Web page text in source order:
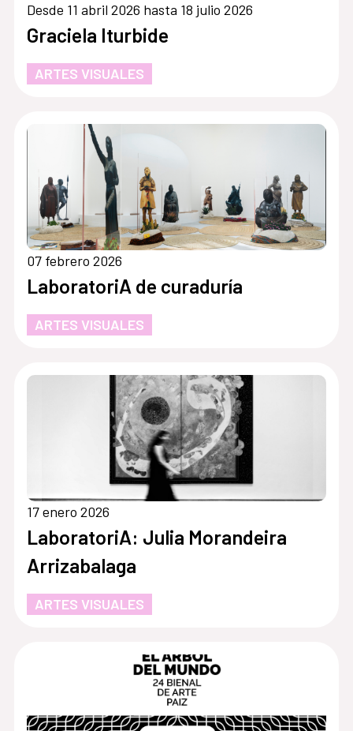
Desde 11 abril 2026 hasta 18 julio 2026
Graciela Iturbide
ARTES VISUALES
07 febrero 2026
LaboratoriA de curaduría
ARTES VISUALES
17 enero 2026
LaboratoriA: Julia Morandeira
Arrizabalaga
ARTES VISUALES